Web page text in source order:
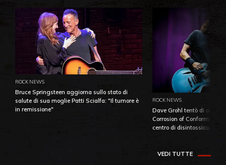
ROCK NEWS
Bruce Springsteen aggiorna sullo stato di
salute di sua moglie Patti Scialfa: "Il tumore è
in remissione"
ROCK NEWS
Dave Grohl tentò di
Corrosion of Conformity
centro di
VEDI TUTTE